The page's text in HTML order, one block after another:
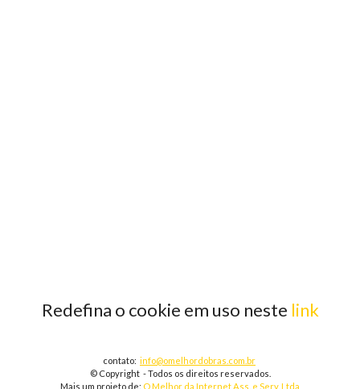
Redefina o cookie em uso neste link
contato: info@omelhordobras.com.br
© Copyright - Todos os direitos reservados.
Mais um projeto de: O Melhor da Internet Ass. e Serv. Ltda